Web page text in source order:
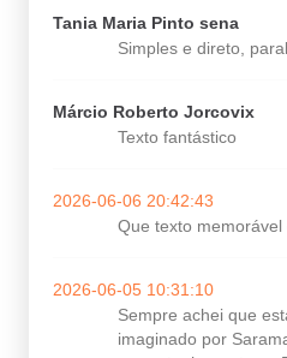
Tania Maria Pinto sena
Simples e direto,
Márcio Roberto Jorcovix
Texto fantástico
2026-06-06 20:42:43
Que texto memorável
2026-06-05 10:31:10
Sempre achei que
imaginado por